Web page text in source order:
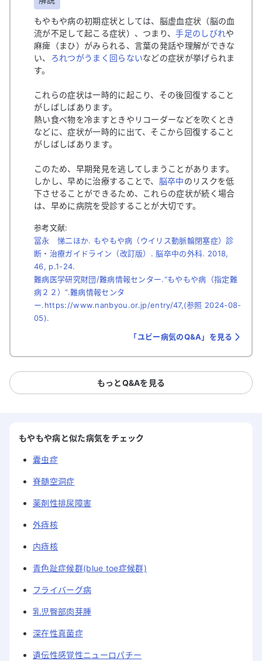
もやもや病の初期症状としては、脳虚血症状（脳の血
流が不足して起こる症状）、つまり、手足のしびれや
麻痺（まひ）がみられる、言葉の発話や理解ができな
い、 ろれつがうまく回らないなどの症状が挙げられま
す。
これらの症状は一時的に起こり、その後回復すること
がしばしばあります。
熱い食べ物を冷ますときやリコーダーなどを吹くとき
などに、症状が一時的に出て、そこから回復すること
がしばしばあります。
このため、早期発見を逃してしまうことがあります。
しかし、早めに治療することで、 脳卒中のリスクを低
下させることができるため、これらの症状が続く場合
は、早めに病院を受診することが大切です。
参考文献:
冨永 悌二ほか. もやもや病（ウイリス動脈輪閉塞症）診
断・治療ガイドライン（改訂版）. 脳卒中の外科. 2018,
46, p.1-24.
難病医学研究財団/難病情報センター.“もやもや病（指定難
病２２）”.難病情報センタ
ー.https://www.nanbyou.or.jp/entry/47,(参照 2024-08-
05).
「ユビー病気のQ&A」を見る
もっとQ&Aを見る
もやもや病と似た病気をチェック
囊虫症
脊髄空洞症
薬剤性排尿障害
外痔核
内痔核
青色趾症候群(blue toe症候群)
フライバーグ病
乳児臀部肉芽腫
深在性真菌症
遺伝性感覚性ニューロパチー